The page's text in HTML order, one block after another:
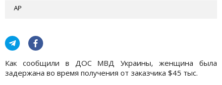
АР
Как сообщили в ДОС МВД Украины, женщина была
задержана во время получения от заказчика $45 тыс.